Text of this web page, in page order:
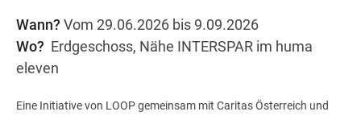
Wann? Vom 29.06.2026 bis 9.09.2026
Wo? Erdgeschoss, Nähe INTERSPAR im huma
eleven
Eine Initiative von LOOP gemeinsam mit Caritas Österreich und